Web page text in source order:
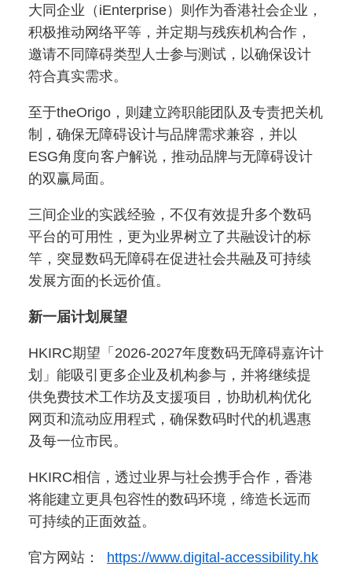
大同企业（iEnterprise）则作为香港社会企业，
积极推动网络平等，并定期与残疾机构合作，
邀请不同障碍类型人士参与测试，以确保设计
符合真实需求。
至于theOrigo，则建立跨职能团队及专责把关机
制，确保无障碍设计与品牌需求兼容，并以
ESG角度向客户解说，推动品牌与无障碍设计
的双赢局面。
三间企业的实践经验，不仅有效提升多个数码
平台的可用性，更为业界树立了共融设计的标
竿，突显数码无障碍在促进社会共融及可持续
发展方面的长远价值。
新一届计划展望
HKIRC期望「2026-2027年度数码无障碍嘉许计
划」能吸引更多企业及机构参与，并将继续提
供免费技术工作坊及支援项目，协助机构优化
网页和流动应用程式，确保数码时代的机遇惠
及每一位市民。
HKIRC相信，透过业界与社会携手合作，香港
将能建立更具包容性的数码环境，缔造长远而
可持续的正面效益。
官方网站： https://www.digital-accessibility.hk